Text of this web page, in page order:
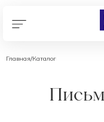
Главная/Каталог